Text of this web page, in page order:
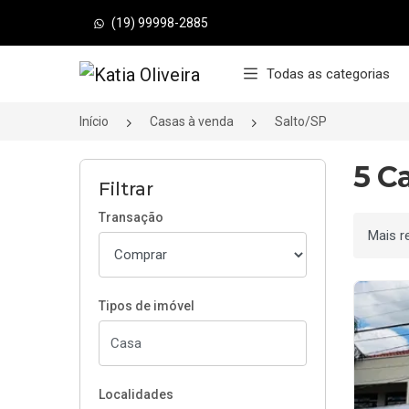
(19) 99998-2885
Página inicial Todas as categorias
Início Casas à venda Salto/SP
Filtrar
Transação
Tipos de imóvel
Localidades
5